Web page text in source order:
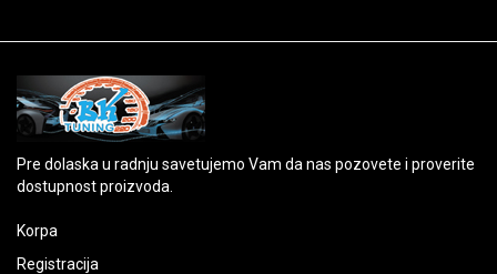
Pre dolaska u radnju savetujemo Vam da nas pozovete i proverite
dostupnost proizvoda.
Korpa
Registracija